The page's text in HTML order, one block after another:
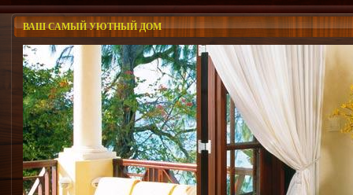
ВАШ САМЫЙ УЮТНЫЙ ДОМ